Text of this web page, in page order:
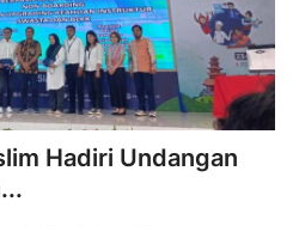
Hadiri Undangan